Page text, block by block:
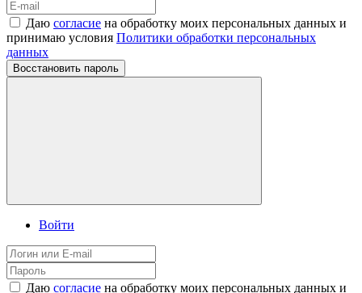
Даю согласие на обработку моих персональных данных и
принимаю условия Политики обработки персональных
данных
Восстановить пароль
Войти
Даю согласие на обработку моих персональных данных и